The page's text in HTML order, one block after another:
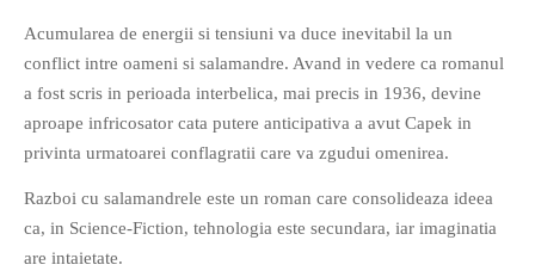
Acumularea de energii si tensiuni va duce inevitabil la un
conflict intre oameni si salamandre. Avand in vedere ca romanul
a fost scris in perioada interbelica, mai precis in 1936, devine
aproape infricosator cata putere anticipativa a avut Capek in
privinta urmatoarei conflagratii care va zgudui omenirea.
Razboi cu salamandrele este un roman care consolideaza ideea
ca, in Science-Fiction, tehnologia este secundara, iar imaginatia
are intaietate.